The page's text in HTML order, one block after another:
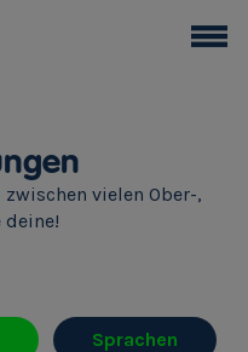
vielen Ober-,
deine!
Sprachen